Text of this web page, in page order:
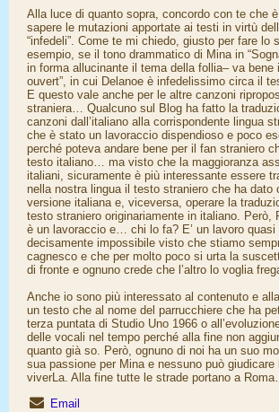
Alla luce di quanto sopra, concordo con te che
sapere le mutazioni apportate ai testi in virtù
“infedeli”. Come te mi chiedo, giusto per fare lo
esempio, se il tono drammatico di Mina in
in forma allucinante il tema della follia– va bene
ouvert”, in cui Delanoe è infedelissimo circa il
E questo vale anche per le altre canzoni
straniera… Qualcuno sul Blog ha fatto la
canzoni dall’italiano alla corrispondente lingua
che è stato un lavoraccio dispendioso e poco
perché poteva andare bene per il fan straniero
testo italiano… ma visto che la maggioranza
italiani, sicuramente è più interessante essere
nella nostra lingua il testo straniero che ha dato
versione italiana e, viceversa, operare la
testo straniero originariamente in italiano. Però,
è un lavoraccio e… chi lo fa? E’ un lavoro quasi
decisamente impossibile visto che stiamo
cagnesco e che per molto poco si urta la
di fronte e ognuno crede che l’altro lo voglia
Anche io sono più interessato al contenuto e
un testo che al nome del parrucchiere che ha
terza puntata di Studio Uno 1966 o
delle vocali nel tempo perché alla fine non
quanto già so. Però, ognuno di noi ha un suo
sua passione per Mina e nessuno può giudicare
viverLa. Alla fine tutte le strade portano a
Email